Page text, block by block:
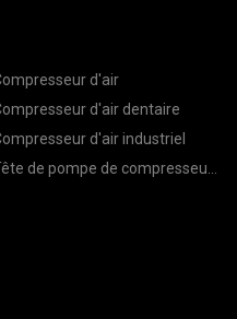
d'air
d'air dentaire
d'air industriel
de pompe de compresseur